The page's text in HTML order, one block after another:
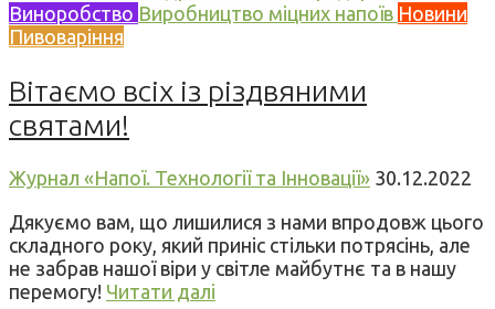
Виноробство Виробництво міцних напоїв Новини
Пивоваріння
Вітаємо всіх із різдвяними
святами!
Журнал «Напої. Технології та Інновації» 30.12.2022
Дякуємо вам, що лишилися з нами впродовж цього
складного року, який приніс стільки потрясінь, але
не забрав нашої віри у світле майбутнє та в нашу
перемогу! Читати далі